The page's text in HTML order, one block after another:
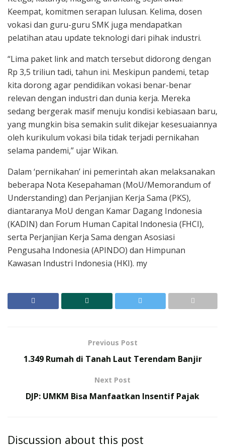
Keempat, komitmen serapan lulusan. Kelima, dosen
vokasi dan guru-guru SMK juga mendapatkan
pelatihan atau update teknologi dari pihak industri.
“Lima paket link and match tersebut didorong dengan
Rp 3,5 triliun tadi, tahun ini. Meskipun pandemi, tetap
kita dorong agar pendidikan vokasi benar-benar
relevan dengan industri dan dunia kerja. Mereka
sedang bergerak masif menuju kondisi kebiasaan baru,
yang mungkin bisa semakin sulit dikejar kesesuaiannya
oleh kurikulum vokasi bila tidak terjadi pernikahan
selama pandemi,” ujar Wikan.
Dalam ‘pernikahan’ ini pemerintah akan melaksanakan
beberapa Nota Kesepahaman (MoU/Memorandum of
Understanding) dan Perjanjian Kerja Sama (PKS),
diantaranya MoU dengan Kamar Dagang Indonesia
(KADIN) dan Forum Human Capital Indonesia (FHCI),
serta Perjanjian Kerja Sama dengan Asosiasi
Pengusaha Indonesia (APINDO) dan Himpunan
Kawasan Industri Indonesia (HKI). my
Previous Post
1.349 Rumah di Tanah Laut Terendam Banjir
Next Post
DJP: UMKM Bisa Manfaatkan Insentif Pajak
Discussion about this post